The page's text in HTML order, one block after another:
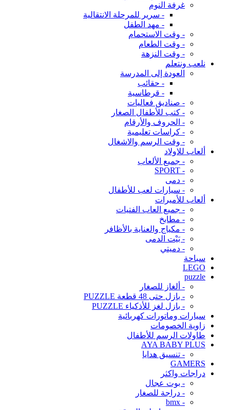
غرفة النوم
- سرير للمرحلة الانتقالية
- مهد الطفل
- وقت الاستحمام
- وقت الطعام
- وقت النزهة
نلعب ونتعلم
العودة إلى المدرسة
- حقائب
- قرطاسية
- صناديق فعاليات
- كتب للأطفال الصغار
- الحروف والأرقام
- كراسات تعليمية
- وقت الرسم والاشغال
ألعاب للاولاد
- جميع الألعاب
- SPORT
- دمى
- سيارات لعب للأطفال
ألعاب للأميرات
- جميع العاب الفتيات
- مطابخ
- مكياج والعناية بالأظافر
- بَيْت الدمى
- دميتي
سباحة
LEGO
puzzle
- ألغاز للصغار
- بازل حتى 48 قطعة PUZZLE
- بازل لغز للأذكياء PUZZLE
سيارات وماتورات كهربائية
زاوية الخصومات
طاولات الرسم للأطفال
AYA BABY PLUS
- تنسيق هدايا
GAMERS
دراجات واكثر
- بوت عجال
- دراجة للصغار
- bmx